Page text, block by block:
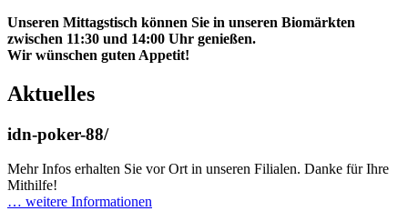
Unseren Mittagstisch können Sie in unseren Biomärkten
zwischen 11:30 und 14:00 Uhr genießen.
Wir wünschen guten Appetit!
Aktuelles
idn-poker-88/
Mehr Infos erhalten Sie vor Ort in unseren Filialen. Danke für Ihre
Mithilfe!
… weitere Informationen